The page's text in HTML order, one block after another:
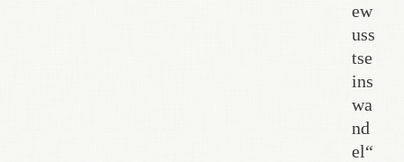
ew
uss
tse
ins
wa
nd
el“